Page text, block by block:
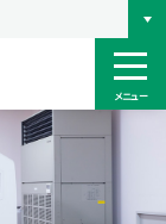
メニュー